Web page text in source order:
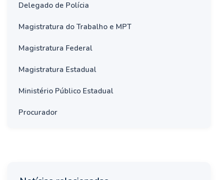
Delegado de Polícia
Magistratura do Trabalho e MPT
Magistratura Federal
Magistratura Estadual
Ministério Público Estadual
Procurador